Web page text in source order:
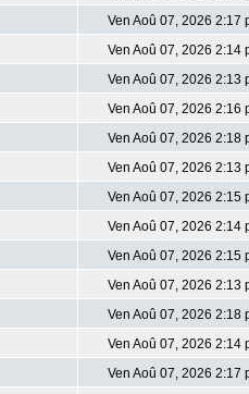
Ven Aoû 07, 2026 2:17
Ven Aoû 07, 2026 2:14
Ven Aoû 07, 2026 2:13
Ven Aoû 07, 2026 2:16
Ven Aoû 07, 2026 2:18
Ven Aoû 07, 2026 2:13
Ven Aoû 07, 2026 2:15
Ven Aoû 07, 2026 2:14
Ven Aoû 07, 2026 2:15
Ven Aoû 07, 2026 2:13
Ven Aoû 07, 2026 2:18
Ven Aoû 07, 2026 2:14
Ven Aoû 07, 2026 2:17